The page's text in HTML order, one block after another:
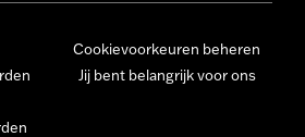
Cookievoorkeuren beheren
Jij bent belangrijk voor ons